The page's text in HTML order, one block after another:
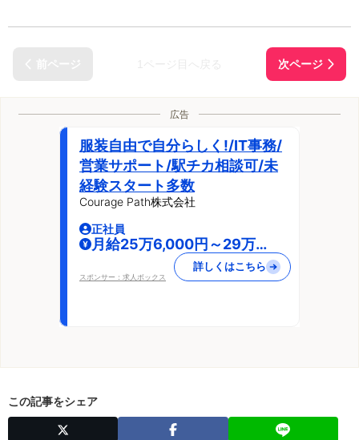
広告
服装自由で自分らしく!/IT事務/
営業サポート/駅チカ相談可/未
経験スタート多数
Courage Path株式会社
正社員
月給25万6,000円～29万
スポンサー：求人ボックス
詳しくはこちら
この記事をシェア